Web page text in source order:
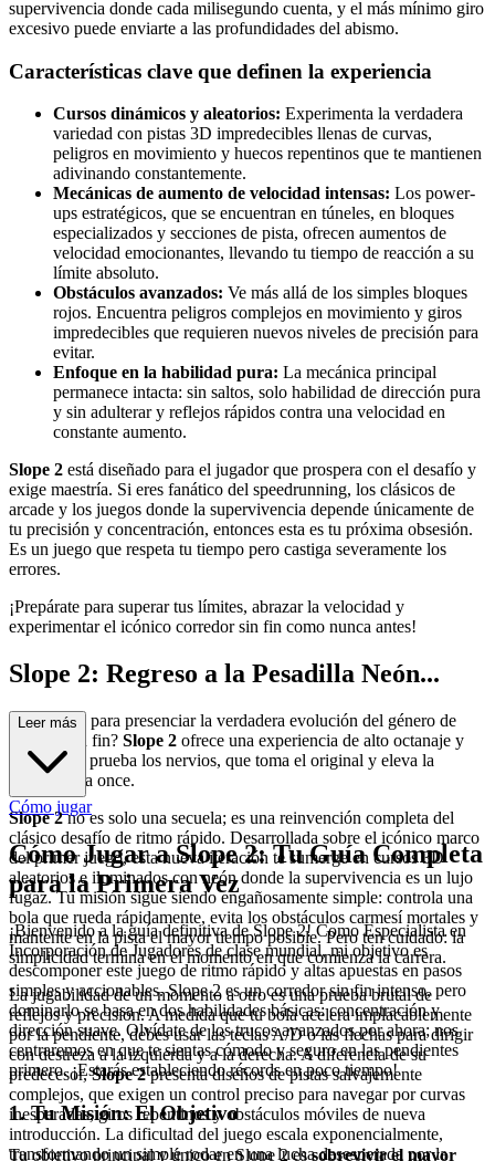
supervivencia donde cada milisegundo cuenta, y el más mínimo giro
excesivo puede enviarte a las profundidades del abismo.
Características clave que definen la experiencia
Cursos dinámicos y aleatorios: Experimenta la verdadera
variedad con pistas 3D impredecibles llenas de curvas,
peligros en movimiento y huecos repentinos que te mantienen
adivinando constantemente.
Mecánicas de aumento de velocidad intensas: Los power-
ups estratégicos, que se encuentran en túneles, en bloques
especializados y secciones de pista, ofrecen aumentos de
velocidad emocionantes, llevando tu tiempo de reacción a su
límite absoluto.
Obstáculos avanzados: Ve más allá de los simples bloques
rojos. Encuentra peligros complejos en movimiento y giros
impredecibles que requieren nuevos niveles de precisión para
evitar.
Enfoque en la habilidad pura: La mecánica principal
permanece intacta: sin saltos, solo habilidad de dirección pura
y sin adulterar y reflejos rápidos contra una velocidad en
constante aumento.
Slope 2 está diseñado para el jugador que prospera con el desafío y
exige maestría. Si eres fanático del speedrunning, los clásicos de
arcade y los juegos donde la supervivencia depende únicamente de
tu precisión y concentración, entonces esta es tu próxima obsesión.
Es un juego que respeta tu tiempo pero castiga severamente los
errores.
¡Prepárate para superar tus límites, abrazar la velocidad y
experimentar el icónico corredor sin fin como nunca antes!
Slope 2: Regreso a la Pesadilla Neón...
¿Estás listo para presenciar la verdadera evolución del género de
carreras sin fin? Slope 2 ofrece una experiencia de alto octanaje y
que pone a prueba los nervios, que toma el original y eleva la
adrenalina a once.
Slope 2no es solo una secuela; es una reinvención completa del
clásico desafío de ritmo rápido. Desarrollada sobre el icónico marco
del primer juego, esta nueva iteración te sumerge en cursos 3D
aleatorios e iluminados con neón donde la supervivencia es un lujo
fugaz. Tu misión sigue siendo engañosamente simple: controla una
bola que rueda rápidamente, evita los obstáculos carmesí mortales y
mantente en la pista el mayor tiempo posible. Pero ten cuidado: la
simplicidad termina en el momento en que comienza la carrera.
La jugabilidad de un momento a otro es una prueba brutal de
reflejos y precisión. A medida que tu bola acelera implacablemente
por la pendiente, debes usar las teclas A/D o las flechas para dirigir
con destreza a la izquierda y a la derecha. A diferencia de su
predecesor,Slope 2presenta diseños de pistas salvajemente
complejos, que exigen un control preciso para navegar por curvas
inesperadas, giros repentinos y obstáculos móviles de nueva
introducción. La dificultad del juego escala exponencialmente,
transformando un simple rodar en una lucha desesperada por la
Leer más
Cómo jugar
Cómo Jugar a Slope 2: Tu Guía Completa
para la Primera Vez
¡Bienvenido a la guía definitiva de Slope 2! Como Especialista en
Incorporación de Jugadores de clase mundial, mi objetivo es
descomponer este juego de ritmo rápido y altas apuestas en pasos
simples y accionables. Slope 2 es un corredor sin fin intenso, pero
dominarlo se basa en dos habilidades básicas: concentración y
dirección suave. Olvídate de los trucos avanzados por ahora; nos
centraremos en que te sientas cómodo y seguro en las pendientes
primero. ¡Estarás estableciendo récords en poco tiempo!
1. Tu Misión: El Objetivo
Tu objetivo principal y único en Slope 2 essobrevivir el mayor